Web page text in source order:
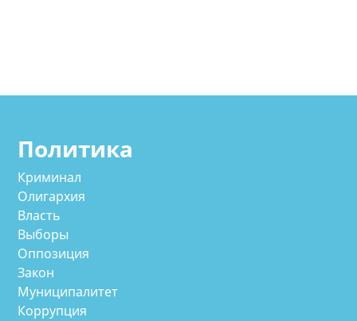
Политика
Криминал
Олигархия
Власть
Выборы
Оппозиция
Закон
Муниципалитет
Коррупция